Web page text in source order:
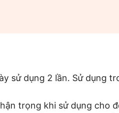
sử dụng 2 lần. Sử dụng
trọng khi sử dụng cho